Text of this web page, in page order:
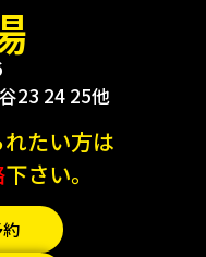
23 24 25他
たい方は
下さい。